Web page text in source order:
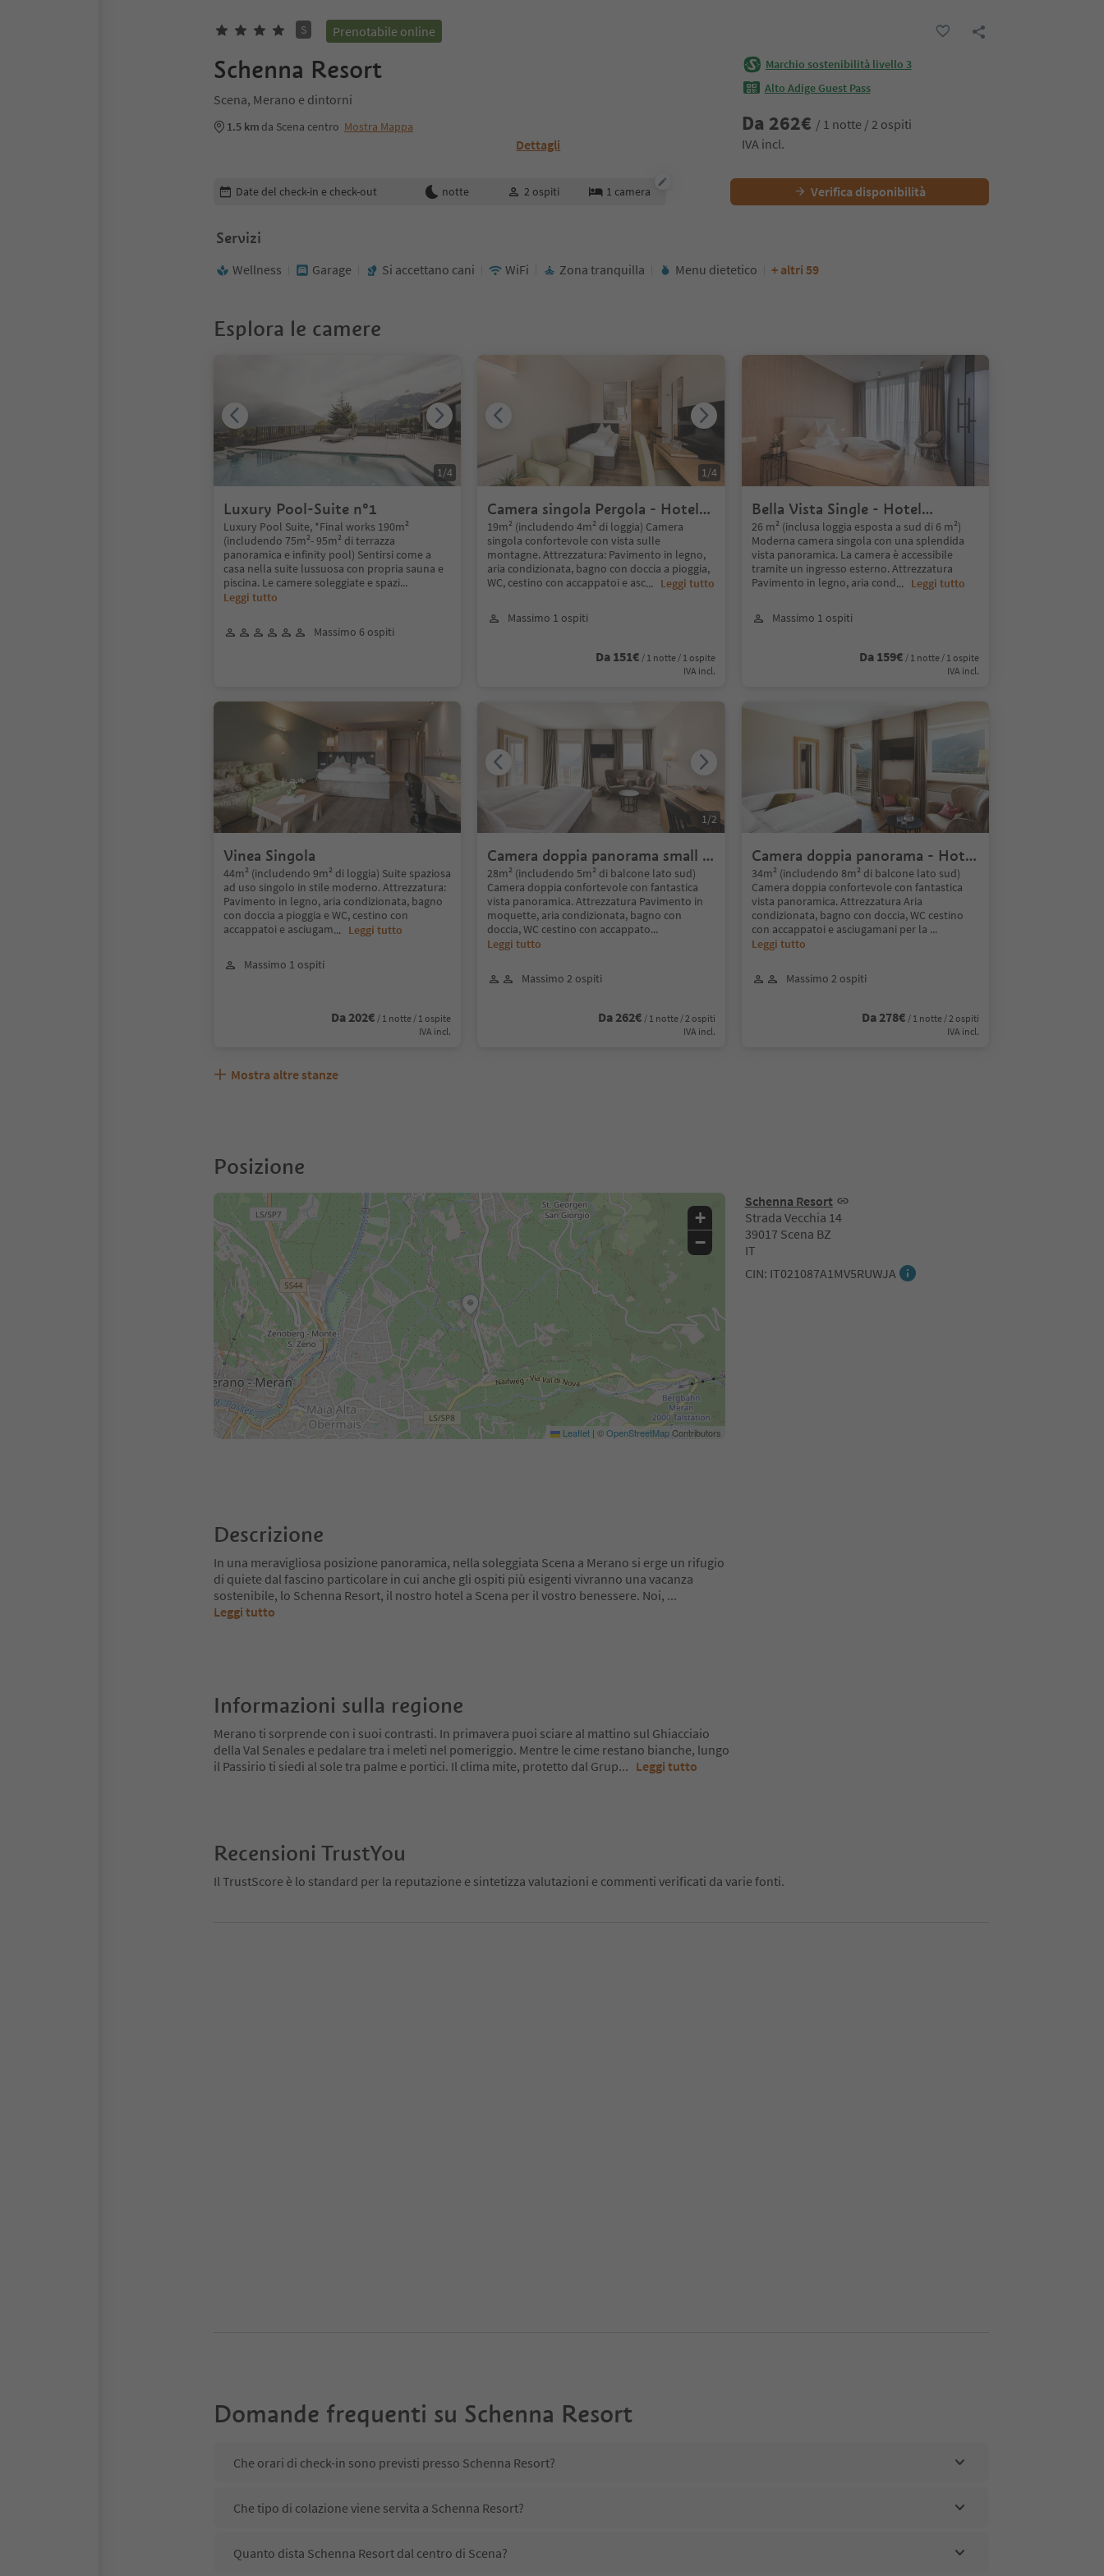
S Prenotabile online
Schenna Resort
Scena, Merano e dintorni
1.5 km da Scena centro Mostra Mappa
Dettagli
Marchio sostenibilità livello 3
Alto Adige Guest Pass
Da 262€ / 1 notte / 2 ospiti
IVA incl.
Modifica i dettagli della prenotazione
Date del check-in e check-out notte 2 ospiti 1 camera Verifica disponibilità
Servizi
Wellness Garage Si accettano cani WiFi Zona tranquilla Menu dietetico + altri 59
Esplora le camere
Luxury Pool-Suite n°1
Luxury Pool Suite, *Final works 190m²
(includendo 75m²- 95m² di terrazza
panoramica e infinity pool) Sentirsi come a
casa nella suite lussuosa con propria sauna e
piscina. Le camere soleggiate e spazi...
Leggi tutto
Massimo 6 ospiti
1/4
Camera singola Pergola - Hotel
Mitterplatt
19m² (includendo 4m² di loggia) Camera
singola confortevole con vista sulle
montagne. Attrezzatura: Pavimento in legno,
aria condizionata, bagno con doccia a pioggia,
WC, cestino con accappatoi e asc... Leggi tutto
Massimo 1 ospiti
Da 151€ / 1 notte / 1 ospite
IVA incl.
1/4
Bella Vista Single - Hotel
Mitterplatt
26 m² (inclusa loggia esposta a sud di 6 m²)
Moderna camera singola con una splendida
vista panoramica. La camera è accessibile
tramite un ingresso esterno. Attrezzatura
Pavimento in legno, aria cond... Leggi tutto
Massimo 1 ospiti
Da 159€ / 1 notte / 1 ospite
IVA incl.
Vinea Singola
44m² (includendo 9m² di loggia) Suite spaziosa
ad uso singolo in stile moderno. Attrezzatura:
Pavimento in legno, aria condizionata, bagno
con doccia a pioggia e WC, cestino con
accappatoi e asciugam... Leggi tutto
Massimo 1 ospiti
Da 202€ / 1 notte / 1 ospite
IVA incl.
Camera doppia panorama small -
Hotel Mitterplatt
28m² (includendo 5m² di balcone lato sud)
Camera doppia confortevole con fantastica
vista panoramica. Attrezzatura Pavimento in
moquette, aria condizionata, bagno con
doccia, WC cestino con accappato...
Leggi tutto
Massimo 2 ospiti
Da 262€ / 1 notte / 2 ospiti
IVA incl.
1/2
Camera doppia panorama - Hotel
Mitterplatt
34m² (includendo 8m² di balcone lato sud)
Camera doppia confortevole con fantastica
vista panoramica. Attrezzatura Aria
condizionata, bagno con doccia, WC cestino
con accappatoi e asciugamani per la ...
Leggi tutto
Massimo 2 ospiti
Da 278€ / 1 notte / 2 ospiti
IVA incl.
Mostra altre stanze
Posizione
Schenna Resort
Strada Vecchia 14
39017 Scena BZ
IT
CIN: IT021087A1MV5RUWJA
+
−
Leaflet | ©OpenStreetMapContributors
Descrizione
In una meravigliosa posizione panoramica, nella soleggiata Scena a Merano si erge un rifugio
di quiete dal fascino particolare in cui anche gli ospiti più esigenti vivranno una vacanza
sostenibile, lo Schenna Resort, il nostro hotel a Scena per il vostro benessere. Noi, ...
Leggi tutto
Informazioni sulla regione
Merano ti sorprende con i suoi contrasti. In primavera puoi sciare al mattino sul Ghiacciaio
della Val Senales e pedalare tra i meleti nel pomeriggio. Mentre le cime restano bianche, lungo
il Passirio ti siedi al sole tra palme e portici. Il clima mite, protetto dal Grup... Leggi tutto
Recensioni TrustYou
Il TrustScore è lo standard per la reputazione e sintetizza valutazioni e commenti verificati da varie fonti.
Domande frequenti su Schenna Resort
Che orari di check-in sono previsti presso Schenna Resort?
Che tipo di colazione viene servita a Schenna Resort?
Quanto dista Schenna Resort dal centro di Scena?